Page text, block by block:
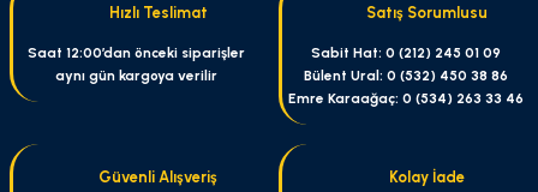
Ürün resmi kalitesiz, bozuk veya görüntülenemiyor.
Ürün açıklamasında eksik bilgiler bulunuyor.
Ürün fiyatı diğer sitelerden daha pahalı.
Bu ürüne benzer farklı alternatifler olmalı.
Hızlı Teslimat
Saat 12:00’dan önceki siparişler
aynı gün kargoya verilir
Satış Sorumlusu
Sabit Hat: 0 (212) 245 01 09
Bülent Ural: 0 (532) 450 38 86
Emre Karaağaç: 0 (534) 263 33 46
Güvenli Alışveriş Kolay İade